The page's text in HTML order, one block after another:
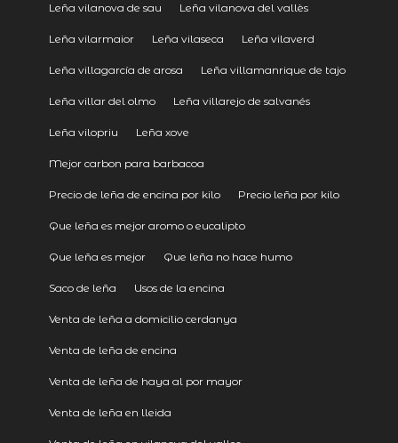
Leña vilanova de sau Leña vilanova del vallès
Leña vilarmaior Leña vilaseca Leña vilaverd
Leña villagarcía de arosa Leña villamanrique de tajo
Leña villar del olmo Leña villarejo de salvanés
Leña vilopriu Leña xove
Mejor carbon para barbacoa
Precio de leña de encina por kilo Precio leña por kilo
Que leña es mejor aromo o eucalipto
Que leña es mejor Que leña no hace humo
Saco de leña Usos de la encina
Venta de leña a domicilio cerdanya
Venta de leña de encina
Venta de leña de haya al por mayor
Venta de leña en lleida